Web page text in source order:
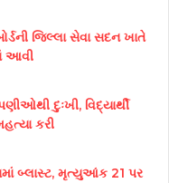
જિલ્લા સેવા સદન ખાતે
આવી
દુઃખી, વિદ્યાર્થી
કરી
બ્લાસ્ટ, મૃત્યુઆંક 21 પર